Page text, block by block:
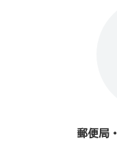
郵便局